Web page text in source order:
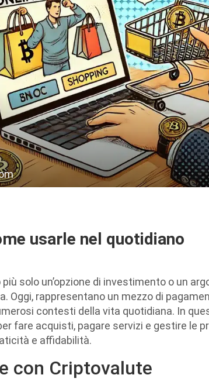
usarle nel quotidiano
più solo un’opzione di investimento o un
Oggi, rappresentano un mezzo di
contesti della vita quotidiana. In
fare acquisti, pagare servizi e gestire le
e affidabilità.
con Criptovalute